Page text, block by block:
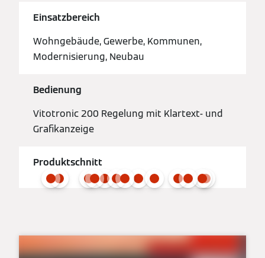
Einsatzbereich
Wohngebäude, Gewerbe, Kommunen,
Modernisierung, Neubau
Bedienung
Vitotronic 200 Regelung mit Klartext- und
Grafikanzeige
Produktschnitt